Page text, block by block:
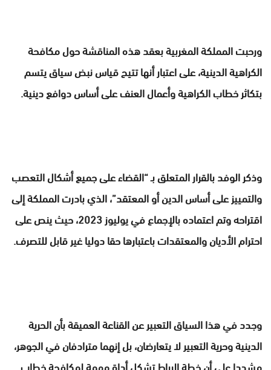
ورحبت المملكة المغربية بعقد هذه المناقشة حول مكافحة
الكراهية الدينية، على اعتبار أنها تتيح قياس نبض سياق يتسم
بتكاثر خطاب الكراهية وأعمال العنف على أساس دوافع دينية.
وذكر الوفد بالقرار المتعلق بـ “القضاء على جميع أشكال التعصب
والتمييز على أساس الدين أو المعتقد”، الذي بادرت المملكة إلى
اقتراحه وتم اعتماده بالإجماع في يوليوز 2023، حيث ينص على
احترام الأديان والمعتقدات باعتبارها حقا دوليا غير قابل للتصرف.
وجدد في هذا السياق التعبير عن القناعة العميقة بأن الحرية
الدينية وحرية التعبير لا يتعارضان، بل إنهما مترادفان في الجوهر،